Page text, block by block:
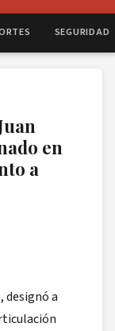
SEGURIDAD
en
a
designó a